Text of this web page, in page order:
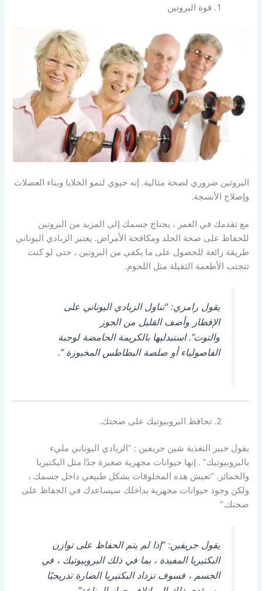
قوة البروتين
البروتين ضروري لصحة مثالية. إنه حيوي لنمو الخلايا وبناء العضلات
وإصلاح الأنسجة.
مع تقدمك في العمر ، يحتاج جسمك إلى المزيد من البروتين
للحفاظ على صحة الجلد ومكافحة الأمراض. يعتبر الزبادي اليوناني
طريقة رائعة للحصول على ما يكفي من البروتين ، حتى لو كنت
تتجنب الأطعمة الثقيلة مثل اللحوم.
يقول رامزي: “تناول الزبادي اليوناني على
الإفطار وأضف القليل من الجوز
والتوت”. استبدليها بالكريمة الحامضة لوجبة
الفاصولياء أو صلصة البطاطس المخبوزة “.
تحافظ البروبيوتيك على صحتك.
يقول خبير التغذية شين جريفين : “الزبادي اليوناني مليء
بالبروبيوتيك” . إنها حيوانات مجهرية صغيرة جدًا مثل البكتيريا
والخمائر. “تعيش هذه المخلوقات بشكل طبيعي داخل جسمك ،
ولكن وجود حيوانات مجهرية بداخلك سيساعدك في الحفاظ على
صحتك.”
يقول جريفين: “إذا لم يتم الحفاظ على توازن
البكتيريا المفيدة ، بما في ذلك البروبيوتيك ، في
الجسم ، فسوف تزداد البكتيريا الضارة تدريجيًا